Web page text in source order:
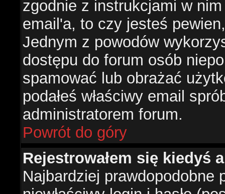
zgodnie z instrukcjami w
email'a, to czy jesteś
Jednym z powodów
dostępu do forum osób
spamować lub obrażać
podałeś właściwy email
administratorem forum.
Powrót do góry
Rejestrowałem się kiedyś
Najbardziej prawdopodobne